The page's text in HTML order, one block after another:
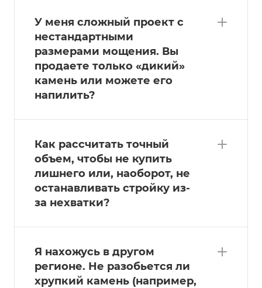
У меня сложный проект с
нестандартными
размерами мощения. Вы
продаете только «дикий»
камень или можете его
напилить?
Как рассчитать точный
объем, чтобы не купить
лишнего или, наоборот, не
останавливать стройку из-
за нехватки?
Я нахожусь в другом
регионе. Не разобьется ли
хрупкий камень (например,